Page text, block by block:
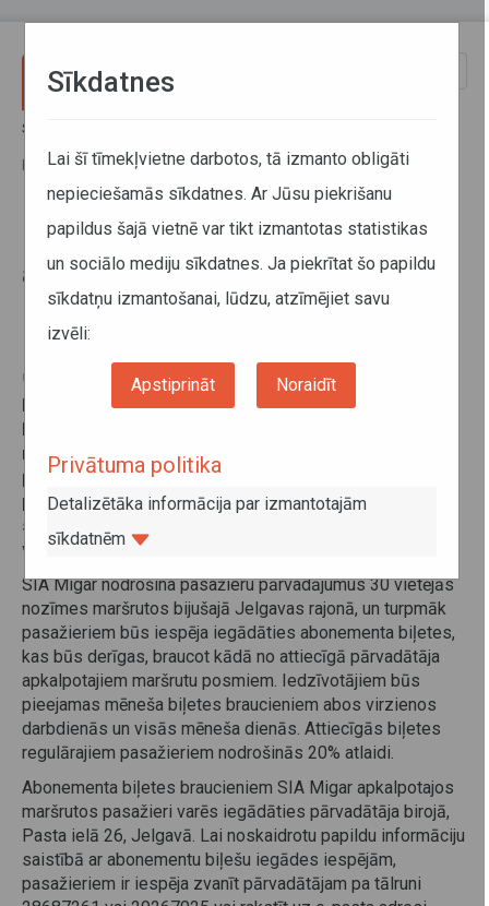
Sākums
kādā no SIA Migar apkalpotajiem maršrutiem
Pasažieriem ir iespēja iegādāties
abonementa biļeti braucieniem
kādā no SIA Migar apkalpotajiem
maršrutiem
05. maijs 2016
Iedzīvotājiem ir iespēja iegādāties abonementa biļeti
maršrutiem bijušajā Jelgavas rajonā, kur pasažieru
pārvadājumus nodrošina SIA Migar. Tādējādi
pasažieri, kuri ar noteiktu regularitāti izmanto
sabiedriskā transporta pakalpojumus, par braucienu
varēs maksāt lētāk.
SIA Migar nodrošina pasažieru pārvadājumus 30 vietējās
nozīmes maršrutos bijušajā Jelgavas rajonā, un turpmāk
pasažieriem būs iespēja iegādāties abonementa biļetes,
kas būs derīgas, braucot kādā no attiecīgā pārvadātāja
apkalpotajiem maršrutu posmiem. Iedzīvotājiem būs
pieejamas mēneša biļetes braucieniem abos virzienos
darbdienās un visās mēneša dienās. Attiecīgās biļetes
regulārajiem pasažieriem nodrošinās 20% atlaidi.
Abonementa biļetes braucieniem SIA Migar apkalpotajos
maršrutos pasažieri varēs iegādāties pārvadātāja birojā,
Pasta ielā 26, Jelgavā. Lai noskaidrotu papildu informāciju
saistībā ar abonementu biļešu iegādes iespējām,
pasažieriem ir iespēja zvanīt pārvadātājam pa tālruni
Sīkdatnes
Lai šī tīmekļvietne darbotos, tā izmanto obligāti
nepieciešamās sīkdatnes. Ar Jūsu piekrišanu
papildus šajā vietnē var tikt izmantotas statistikas
un sociālo mediju sīkdatnes. Ja piekrītat šo papildu
sīkdatņu izmantošanai, lūdzu, atzīmējiet savu
izvēli:
Apstiprināt Noraidīt
Privātuma politika
Detalizētāka informācija par izmantotajām
sīkdatnēm